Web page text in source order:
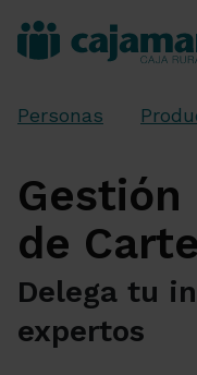
Personas
de
Delega tu
expertos